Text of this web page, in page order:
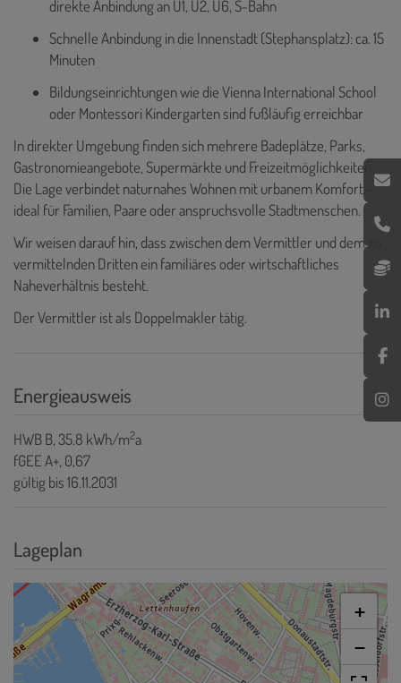
direkte Anbindung an U1, U2, U6, S-Bahn
Schnelle Anbindung in die Innenstadt (Stephansplatz): ca. 15
Minuten
Bildungseinrichtungen wie die Vienna International School
oder Montessori Kindergarten sind fußläufig erreichbar
In direkter Umgebung finden sich mehrere Badeplätze, Parks,
Gastronomieangebote, Supermärkte und Freizeitmöglichkeiten.
Die Lage verbindet naturnahes Wohnen mit urbanem Komfort –
ideal für Familien, Paare oder anspruchsvolle Stadtmenschen.
Wir weisen darauf hin, dass zwischen dem Vermittler und dem zu
vermittelnden Dritten ein familiäres oder wirtschaftliches
Naheverhältnis besteht.
Der Vermittler ist als Doppelmakler tätig.
Energieausweis
HWBB, 35.8 kWh/m2a
fGEEA+, 0,67
gültig bis16.11.2031
Lageplan
+
−